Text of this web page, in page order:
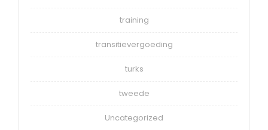
training
transitievergoeding
turks
tweede
Uncategorized